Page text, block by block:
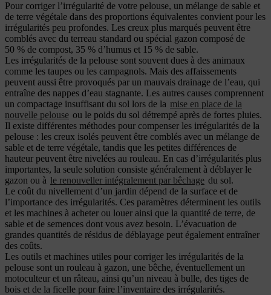
Pour corriger l’irrégularité de votre pelouse, un mélange de sable et
de terre végétale dans des proportions équivalentes convient pour les
irrégularités peu profondes. Les creux plus marqués peuvent être
comblés avec du terreau standard ou spécial gazon composé de
50 % de compost, 35 % d’humus et 15 % de sable.
Les irrégularités de la pelouse sont souvent dues à des animaux
comme les taupes ou les campagnols. Mais des affaissements
peuvent aussi être provoqués par un mauvais drainage de l’eau, qui
entraîne des nappes d’eau stagnante. Les autres causes comprennent
un compactage insuffisant du sol lors de la mise en place de la
nouvelle pelouse ou le poids du sol détrempé après de fortes pluies.
Il existe différentes méthodes pour compenser les irrégularités de la
pelouse : les creux isolés peuvent être comblés avec un mélange de
sable et de terre végétale, tandis que les petites différences de
hauteur peuvent être nivelées au rouleau. En cas d’irrégularités plus
importantes, la seule solution consiste généralement à déblayer le
gazon ou à le renouveller intégralement par bêchage du sol.
Le coût du nivellement d’un jardin dépend de la surface et de
l’importance des irrégularités. Ces paramètres déterminent les outils
et les machines à acheter ou louer ainsi que la quantité de terre, de
sable et de semences dont vous avez besoin. L’évacuation de
grandes quantités de résidus de déblayage peut également entraîner
des coûts.
Les outils et machines utiles pour corriger les irrégularités de la
pelouse sont un rouleau à gazon, une bêche, éventuellement un
motoculteur et un râteau, ainsi qu’un niveau à bulle, des tiges de
bois et de la ficelle pour faire l’inventaire des irrégularités.